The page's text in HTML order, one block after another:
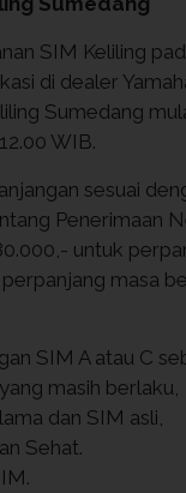
SIM Keliling
di dealer
Sumedang
WIB.
sesuai
Penerimaan
untuk
masa
SIM A atau C
masih berlaku,
dan SIM asli,
Sehat.